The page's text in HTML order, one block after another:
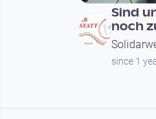
Sind
noch
since 1